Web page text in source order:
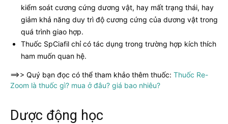
kiểm soát cương cứng dương vật, hay mất trạng thái, hay
giảm khả năng duy trì độ cương cứng của dương vật trong
quá trình giao hợp.
Thuốc SpCiafil chỉ có tác dụng trong trường hợp kích thích
ham muốn quan hệ.
==>> Quý bạn đọc có thể tham khảo thêm thuốc: Thuốc Re-
Zoom là thuốc gì? mua ở đâu? giá bao nhiêu?
Dược động học